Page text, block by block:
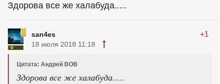
Здорова все же халабуда.....
san4es +1
18 июля 2018 11:18
Цитата: Андрей ВОВ
Здорова все же халабуда.....